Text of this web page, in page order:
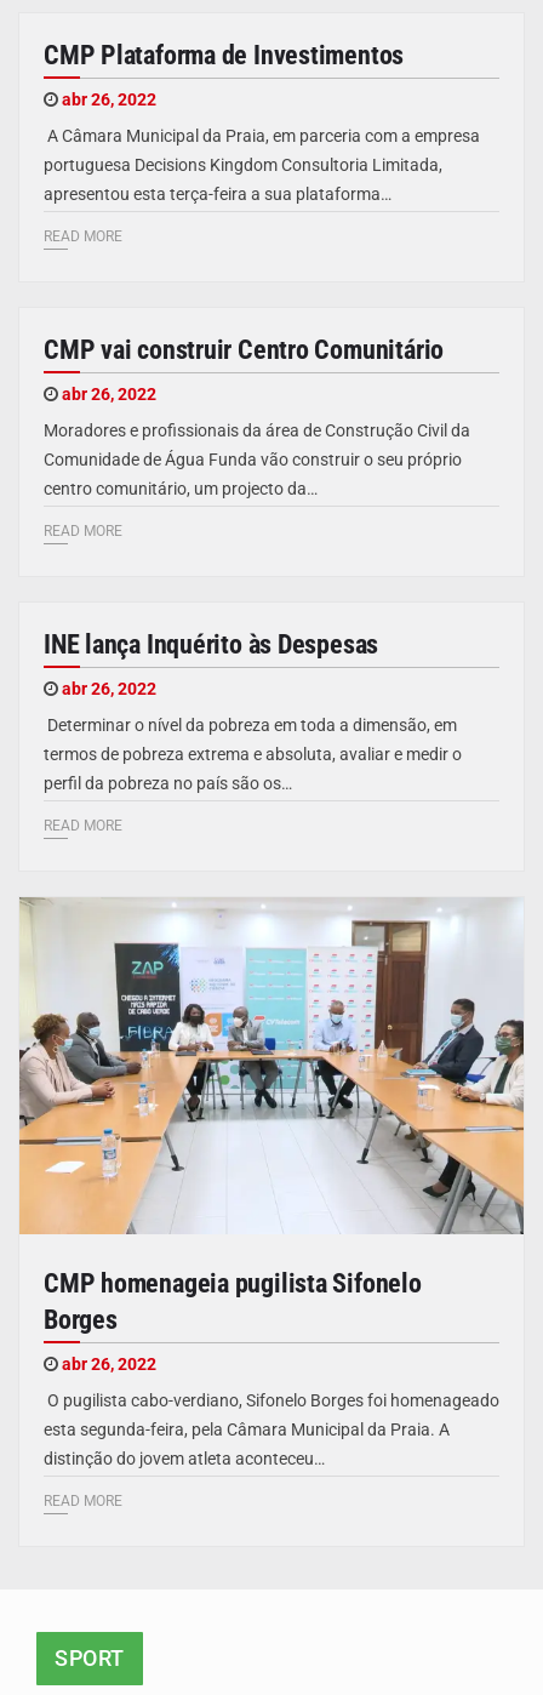
CMP Plataforma de Investimentos
abr 26, 2022
A Câmara Municipal da Praia, em parceria com a empresa
portuguesa Decisions Kingdom Consultoria Limitada,
apresentou esta terça-feira a sua plataforma…
READ MORE
CMP vai construir Centro Comunitário
abr 26, 2022
Moradores e profissionais da área de Construção Civil da
Comunidade de Água Funda vão construir o seu próprio
centro comunitário, um projecto da…
READ MORE
INE lança Inquérito às Despesas
abr 26, 2022
Determinar o nível da pobreza em toda a dimensão, em
termos de pobreza extrema e absoluta, avaliar e medir o
perfil da pobreza no país são os…
READ MORE
CMP homenageia pugilista Sifonelo
Borges
abr 26, 2022
O pugilista cabo-verdiano, Sifonelo Borges foi homenageado
esta segunda-feira, pela Câmara Municipal da Praia. A
distinção do jovem atleta aconteceu…
READ MORE
SPORT